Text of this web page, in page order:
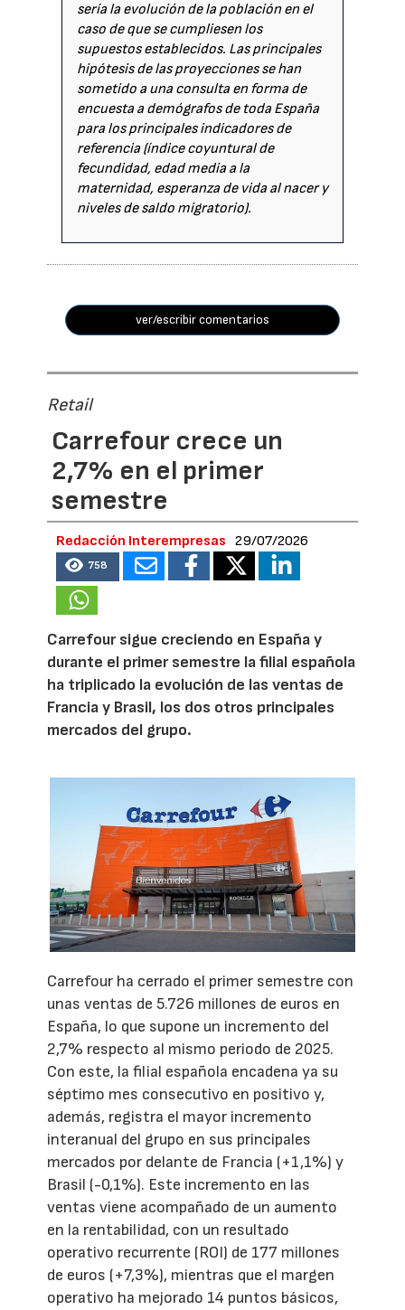
sería la evolución de la población en el
caso de que se cumpliesen los
supuestos establecidos. Las principales
hipótesis de las proyecciones se han
sometido a una consulta en forma de
encuesta a demógrafos de toda España
para los principales indicadores de
referencia (índice coyuntural de
fecundidad, edad media a la
maternidad, esperanza de vida al nacer y
niveles de saldo migratorio).
ver/escribir comentarios
Retail
Carrefour crece un
2,7% en el primer
semestre
Redacción Interempresas 29/07/2026
758
Carrefour sigue creciendo en España y
durante el primer semestre la filial española
ha triplicado la evolución de las ventas de
Francia y Brasil, los dos otros principales
mercados del grupo.
Carrefour ha cerrado el primer semestre con
unas ventas de 5.726 millones de euros en
España, lo que supone un incremento del
2,7% respecto al mismo periodo de 2025.
Con este, la filial española encadena ya su
séptimo mes consecutivo en positivo y,
además, registra el mayor incremento
interanual del grupo en sus principales
mercados por delante de Francia (+1,1%) y
Brasil (-0,1%). Este incremento en las
ventas viene acompañado de un aumento
en la rentabilidad, con un resultado
operativo recurrente (ROI) de 177 millones
de euros (+7,3%), mientras que el margen
operativo ha mejorado 14 puntos básicos,